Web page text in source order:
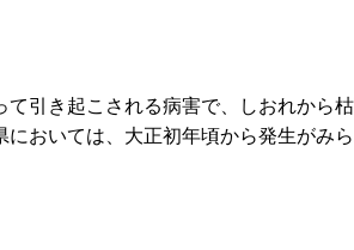
引き起こされる病害で、しおれから
おいては、大正初年頃から発生がみら